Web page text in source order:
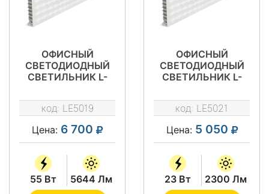
ОФИСНЫЙ
СВЕТОДИОДНЫЙ
СВЕТИЛЬНИК L-
PREMIUM
код: LE5019
Цена: 6 700
55 Вт 5644 Лм
ОФИСНЫЙ
СВЕТОДИОДНЫЙ
СВЕТИЛЬНИК L-
код: LE5021
Цена: 5 050
23 Вт 2300 Лм